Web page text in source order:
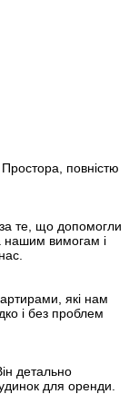
повністю
те, що допомогли
нашим вимогам і
які нам
і без проблем
детально
для оренди.